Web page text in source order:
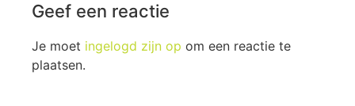
Geef een reactie
Je moet ingelogd zijn op om een reactie te
plaatsen.